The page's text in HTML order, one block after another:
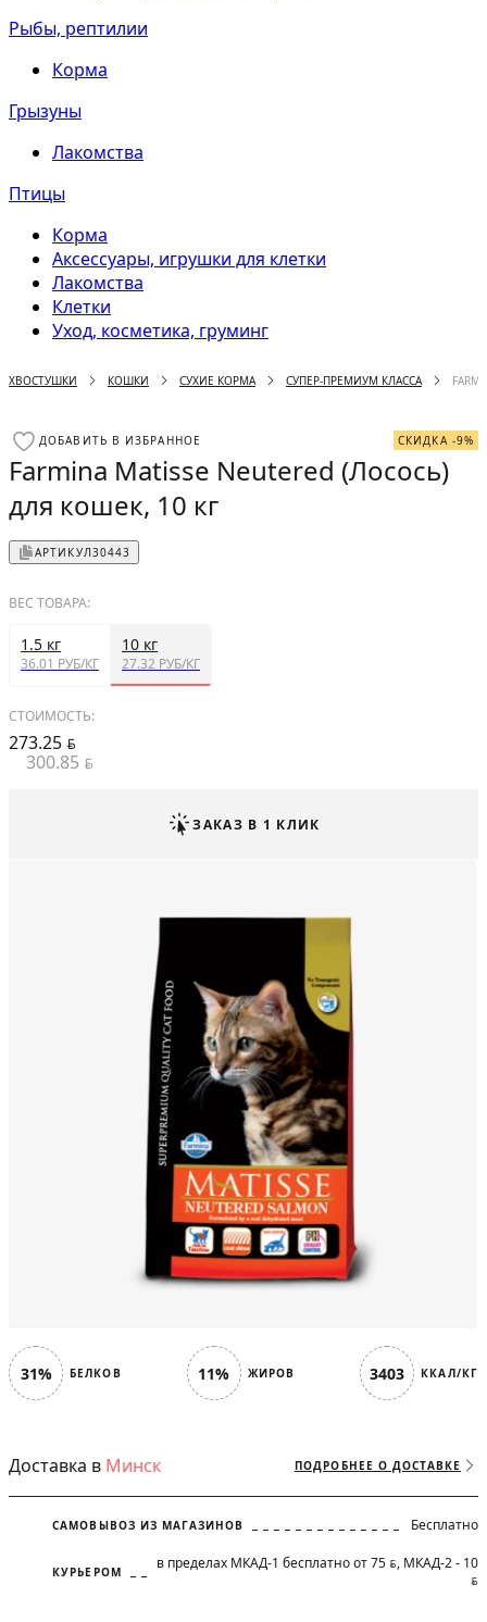
Рыбы, рептилии
Корма
Грызуны
Лакомства
Птицы
Корма
Аксессуары, игрушки для клетки
Лакомства
Клетки
Уход, косметика, груминг
ХВОСТУШКИ КОШКИ СУХИЕ КОРМА СУПЕР-ПРЕМИУМ КЛАССА
31% БЕЛКОВ 11% ЖИРОВ 3403 ККАЛ/КГ
Доставка в Минск ПОДРОБНЕЕ О ДОСТАВКЕ
САМОВЫВОЗ ИЗ МАГАЗИНОВ Бесплатно
КУРЬЕРОМ в пределах МКАД-1 бесплатно от 75 BYN, МКАД-2 - 10
BYN
ДОБАВИТЬ В ИЗБРАННОЕ СКИДКА -9%
Farmina Matisse Neutered (Лосось)
для кошек, 10 кг
АРТИКУЛ30443
ВЕС ТОВАРА:
1.5 кг
36.01 РУБ/КГ
10 кг
27.32 РУБ/КГ
СТОИМОСТЬ:
273.25 BYN
300.85 BYN
ЗАКАЗ В 1 КЛИК